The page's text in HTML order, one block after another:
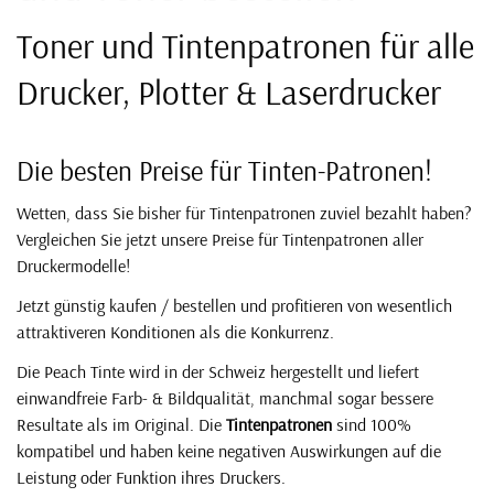
Toner und Tintenpatronen für alle
Drucker, Plotter & Laserdrucker
Die besten Preise für Tinten-Patronen!
Wetten, dass Sie bisher für Tintenpatronen zuviel bezahlt haben?
Vergleichen Sie jetzt unsere Preise für Tintenpatronen aller
Druckermodelle!
Jetzt günstig kaufen / bestellen und profitieren von wesentlich
attraktiveren Konditionen als die Konkurrenz.
Die Peach Tinte wird in der Schweiz hergestellt und liefert
einwandfreie Farb- & Bildqualität, manchmal sogar bessere
Resultate als im Original. Die Tintenpatronen sind 100%
kompatibel und haben keine negativen Auswirkungen auf die
Leistung oder Funktion ihres Druckers.